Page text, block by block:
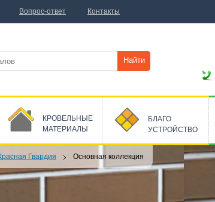
Гвардия Основная коллекция
Найти
КРОВЕЛЬНЫЕ
МАТЕРИАЛЫ
БЛАГО
УСТРОЙСТВО
Вопрос-ответ Контакты